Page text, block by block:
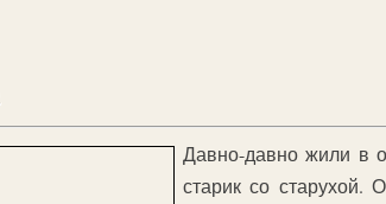
Давно-давно жили в
старик со старухой.